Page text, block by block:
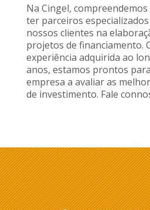
Na Cingel,
ter parceiros
nossos clientes na
projetos de financiamento.
experiência adquirida ao
anos, estamos prontos
empresa a avaliar as
de investimento. Fale